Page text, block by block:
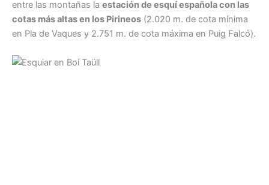
entre las montañas la estación de esquí española con las
cotas más altas en los Pirineos (2.020 m. de cota mínima
en Pla de Vaques y 2.751 m. de cota máxima en Puig Falcó).